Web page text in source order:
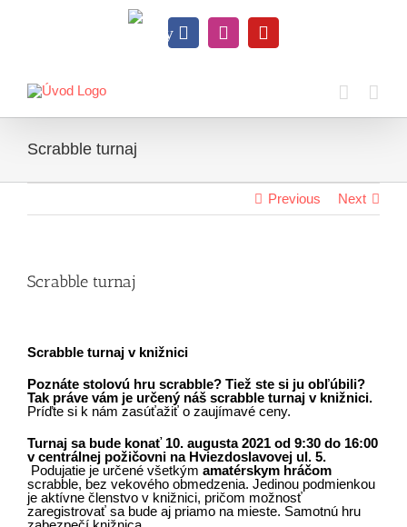
KnihyFacebookInstagramYouTube
Scrabble turnaj
Previous Next
Scrabble turnaj
Scrabble turnaj v knižnici
Poznáte stolovú hru scrabble? Tiež ste si ju obľúbili?
Tak práve vám je určený náš scrabble turnaj v knižnici.
Príďte si k nám zasúťažiť o zaujímavé ceny.
Turnaj sa bude konať 10. augusta 2021 od 9:30 do 16:00
v centrálnej požičovni na Hviezdoslavovej ul. 5.
Podujatie je určené všetkým amatérskym hráčom
scrabble, bez vekového obmedzenia. Jedinou podmienkou
je aktívne členstvo v knižnici, pričom možnosť
zaregistrovať sa bude aj priamo na mieste. Samotnú hru